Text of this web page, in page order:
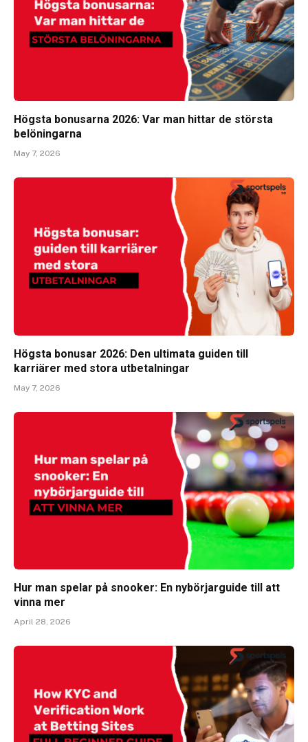
Högsta bonusarna 2026: Var man hittar de största
belöningarna
May 7, 2026
Högsta bonusar 2026: Den ultimata guiden till
karriärer med stora utbetalningar
May 7, 2026
Hur man spelar på snooker: En nybörjarguide till att
vinna mer
April 28, 2026